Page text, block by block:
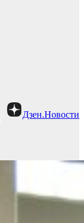
Дзен.Новости